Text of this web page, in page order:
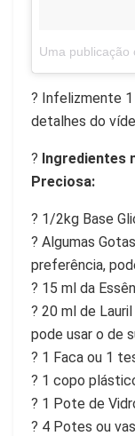
? Infelizmente
detalhes do
? Ingredientes
Preciosa:
? 1/2kg Base
? Algumas
preferência,
? 15 ml da
? 20 ml de
pode usar o de
? 1 Faca ou 1
? 1 copo
? 1 Pote de
? 4 Potes ou